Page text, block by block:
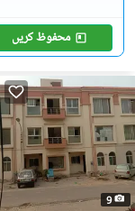
محفوظ کریں
9